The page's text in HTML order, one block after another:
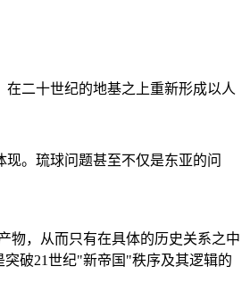
二十世纪的地基之上重新形成以人
。琉球问题甚至不仅是东亚的问
物，从而只有在具体的历史关系之中
破21世纪"新帝国"秩序及其逻辑的